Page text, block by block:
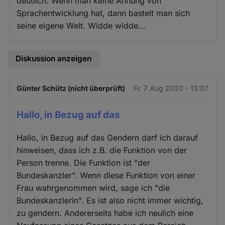
Sprachentwicklung hat, dann bastelt man sich
seine eigene Welt. Widde widde...
Diskussion anzeigen
Günter Schütz (nicht überprüft) Fr. 7 Aug 2020 - 13:07
Hallo, in Bezug auf das
Hallo, in Bezug auf das Gendern darf ich darauf
hinweisen, dass ich z.B. die Funktion von der
Person trenne. Die Funktion ist "der
Bundeskanzler". Wenn diese Funktion von einer
Frau wahrgenommen wird, sage ich "die
Bundeskanzlerin". Es ist also nicht immer wichtig,
zu gendern. Andererseits habe ich neulich eine